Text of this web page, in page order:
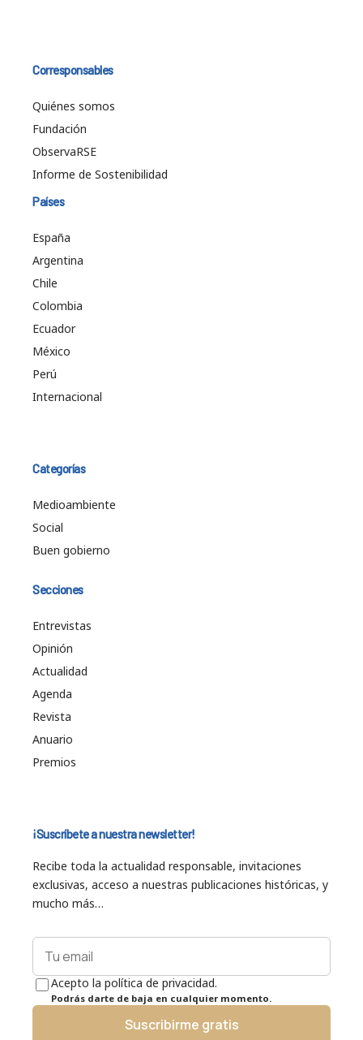
Corresponsables
Quiénes somos
Fundación
ObservaRSE
Informe de Sostenibilidad
Países
España
Argentina
Chile
Colombia
Ecuador
México
Perú
Internacional
Categorías
Medioambiente
Social
Buen gobierno
Secciones
Entrevistas
Opinión
Actualidad
Agenda
Revista
Anuario
Premios
¡Suscríbete a nuestra newsletter!
Recibe toda la actualidad responsable, invitaciones
exclusivas, acceso a nuestras publicaciones históricas, y
mucho más…
Acepto la política de privacidad.
Podrás darte de baja en cualquier momento.
Suscribirme gratis